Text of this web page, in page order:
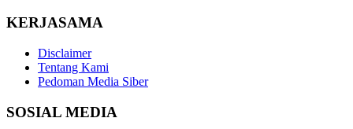
KERJASAMA
Disclaimer
Tentang Kami
Pedoman Media Siber
SOSIAL MEDIA